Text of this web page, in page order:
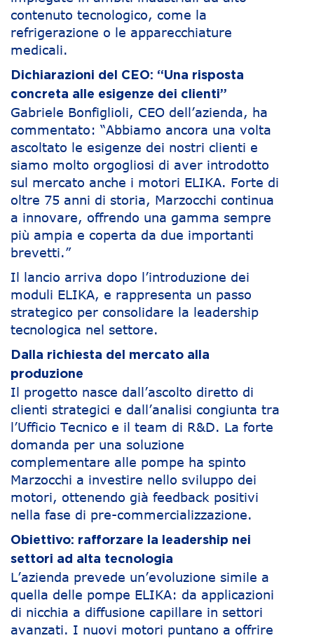
contenuto tecnologico, come la
refrigerazione o le apparecchiature
medicali.
Dichiarazioni del CEO: “Una risposta
concreta alle esigenze dei clienti”
Gabriele Bonfiglioli, CEO dell’azienda, ha
commentato: “Abbiamo ancora una volta
ascoltato le esigenze dei nostri clienti e
siamo molto orgogliosi di aver introdotto
sul mercato anche i motori ELIKA. Forte di
oltre 75 anni di storia, Marzocchi continua
a innovare, offrendo una gamma sempre
più ampia e coperta da due importanti
brevetti.”
Il lancio arriva dopo l’introduzione dei
moduli ELIKA, e rappresenta un passo
strategico per consolidare la leadership
tecnologica nel settore.
Dalla richiesta del mercato alla
produzione
Il progetto nasce dall’ascolto diretto di
clienti strategici e dall’analisi congiunta tra
l’Ufficio Tecnico e il team di R&D. La forte
domanda per una soluzione
complementare alle pompe ha spinto
Marzocchi a investire nello sviluppo dei
motori, ottenendo già feedback positivi
nella fase di pre-commercializzazione.
Obiettivo: rafforzare la leadership nei
settori ad alta tecnologia
L’azienda prevede un’evoluzione simile a
quella delle pompe ELIKA: da applicazioni
di nicchia a diffusione capillare in settori
avanzati. I nuovi motori puntano a offrire